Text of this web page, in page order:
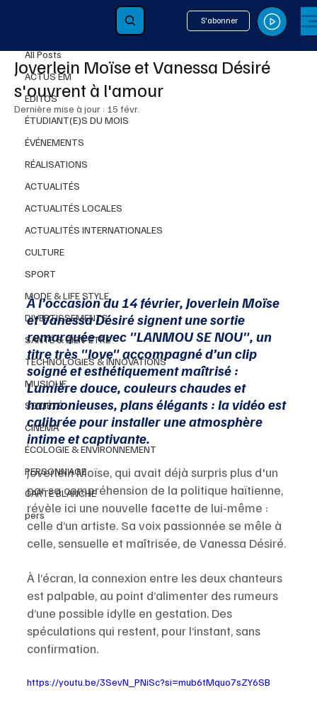
S'abonner
All Posts
ACTUS EM
ÉDITOS
ÉTUDIANT(E)S DU MOIS
ÉVÉNEMENTS
RÉALISATIONS
ACTUALITÉS
ACTUALITÉS LOCALES
ACTUALITÉS INTERNATIONALES
CULTURE
SPORT
MODE & LIFE STYLE
DIVERTISSEMENTS
SANTÉ & BIEN-ETRE
TECHNOLOGIES & INNOVATIONS
MUSIQUE
SOCIÉTÉ
CINÉMA
ÉCOLOGIE & ENVIRONNEMENT
PERSONN'AGE
CARTE BLANCHE
pers
Joverlein Moïse et Vanessa Désiré
s'ouvrent à l'amour
Dernière mise à jour : 15 févr.
À l’occasion du 14 février, Joverlein Moïse
et Vanessa Désiré signent une sortie
remarquée avec "LANMOU SE NOU", un
titre très "love" accompagné d’un clip
soigné et esthétiquement maîtrisé :
Lumière douce, couleurs chaudes et
harmonieuses, plans élégants : la vidéo est
calibrée pour installer une atmosphère
intime et captivante.
Joverlein Moïse, qui avait déjà surpris plus d'un
par sa compréhension de la politique haïtienne,
révèle ici une nouvelle facette de lui-même :
celle d’un artiste. Sa voix passionnée se mêle à
celle, sensuelle et maîtrisée, de Vanessa Désiré.
À l’écran, la connexion entre les deux chanteurs
est palpable, au point d’alimenter des rumeurs
d’une possible idylle en gestation. Des
spéculations qui restent, pour l’instant, sans
confirmation.
https://youtu.be/3SevN_PNiSc?si=mub6tMquo7sZY6SB